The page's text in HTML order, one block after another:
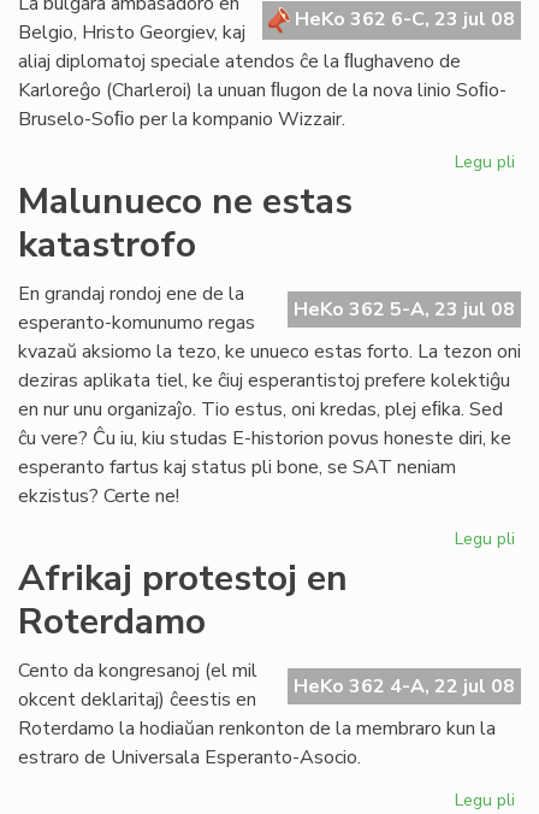
HeKo 362 6-C, 23 jul 08
Belgio, Hristo Georgiev, kaj
aliaj diplomatoj speciale atendos ĉe la ﬂughaveno de
Karloreĝo (Charleroi) la unuan ﬂugon de la nova linio Soﬁo-
Bruselo-Soﬁo per la kompanio Wizzair.
Legu pli
Malunueco ne estas
katastrofo
HeKo 362 5-A, 23 jul 08
En grandaj rondoj ene de la
esperanto-komunumo regas
kvazaŭ aksiomo la tezo, ke unueco estas forto. La tezon oni
deziras aplikata tiel, ke ĉiuj esperantistoj prefere kolektiĝu
en nur unu organizaĵo. Tio estus, oni kredas, plej eﬁka. Sed
ĉu vere? Ĉu iu, kiu studas E-historion povus honeste diri, ke
esperanto fartus kaj status pli bone, se SAT neniam
ekzistus? Certe ne!
Legu pli
Afrikaj protestoj en
Roterdamo
HeKo 362 4-A, 22 jul 08
Cento da kongresanoj (el mil
okcent deklaritaj) ĉeestis en
Roterdamo la hodiaŭan renkonton de la membraro kun la
estraro de Universala Esperanto-Asocio.
Legu pli